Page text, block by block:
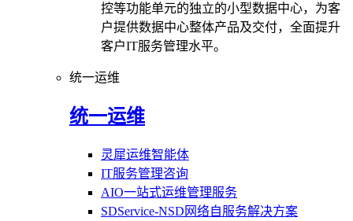
控等功能单元的独立的小型数据中心，为客
户提供数据中心整体产品及交付，全面提升
客户IT服务管理水平。
统一运维
统一运维
灵犀运维智能体
IT服务管理咨询
AIO一站式运维管理服务
SDService-NSD网络自服务解决方案